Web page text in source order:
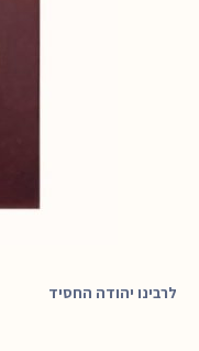
לרבינו יהודה החסיד